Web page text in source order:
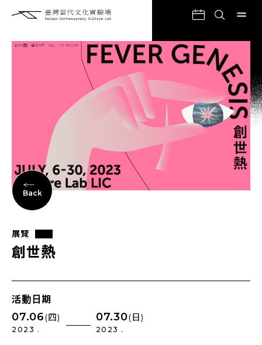
Back
展覽
創世熱
活動日期
07.06(四)
2023 .
07.30(日)
2023 .